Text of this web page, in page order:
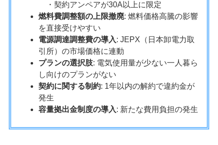
・契約アンペアが30A以上に限定
燃料費調整額の上限撤廃: 燃料価格高騰の影響
を直接受けやすい
電源調達調整費の導入: JEPX（日本卸電力取
引所）の市場価格に連動
プランの選択肢: 電気使用量が少ない一人暮ら
し向けのプランがない
契約に関する制約: 1年以内の解約で違約金が
発生
容量拠出金制度の導入: 新たな費用負担の発生